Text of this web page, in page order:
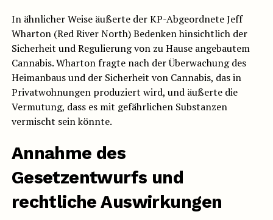
In ähnlicher Weise äußerte der KP-Abgeordnete Jeff
Wharton (Red River North) Bedenken hinsichtlich der
Sicherheit und Regulierung von zu Hause angebautem
Cannabis. Wharton fragte nach der Überwachung des
Heimanbaus und der Sicherheit von Cannabis, das in
Privatwohnungen produziert wird, und äußerte die
Vermutung, dass es mit gefährlichen Substanzen
vermischt sein könnte.
Annahme des
Gesetzentwurfs und
rechtliche Auswirkungen